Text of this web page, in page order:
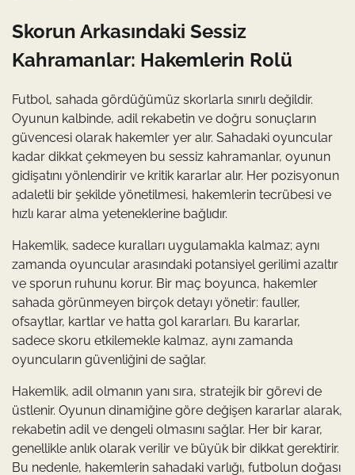
Skorun Arkasındaki Sessiz
Kahramanlar: Hakemlerin Rolü
Futbol, sahada gördüğümüz skorlarla sınırlı değildir.
Oyunun kalbinde, adil rekabetin ve doğru sonuçların
güvencesi olarak hakemler yer alır. Sahadaki oyuncular
kadar dikkat çekmeyen bu sessiz kahramanlar, oyunun
gidişatını yönlendirir ve kritik kararlar alır. Her pozisyonun
adaletli bir şekilde yönetilmesi, hakemlerin tecrübesi ve
hızlı karar alma yeteneklerine bağlıdır.
Hakemlik, sadece kuralları uygulamakla kalmaz; aynı
zamanda oyuncular arasındaki potansiyel gerilimi azaltır
ve sporun ruhunu korur. Bir maç boyunca, hakemler
sahada görünmeyen birçok detayı yönetir: fauller,
ofsaytlar, kartlar ve hatta gol kararları. Bu kararlar,
sadece skoru etkilemekle kalmaz, aynı zamanda
oyuncuların güvenliğini de sağlar.
Hakemlik, adil olmanın yanı sıra, stratejik bir görevi de
üstlenir. Oyunun dinamiğine göre değişen kararlar alarak,
rekabetin adil ve dengeli olmasını sağlar. Her bir karar,
genellikle anlık olarak verilir ve büyük bir dikkat gerektirir.
Bu nedenle, hakemlerin sahadaki varlığı, futbolun doğası